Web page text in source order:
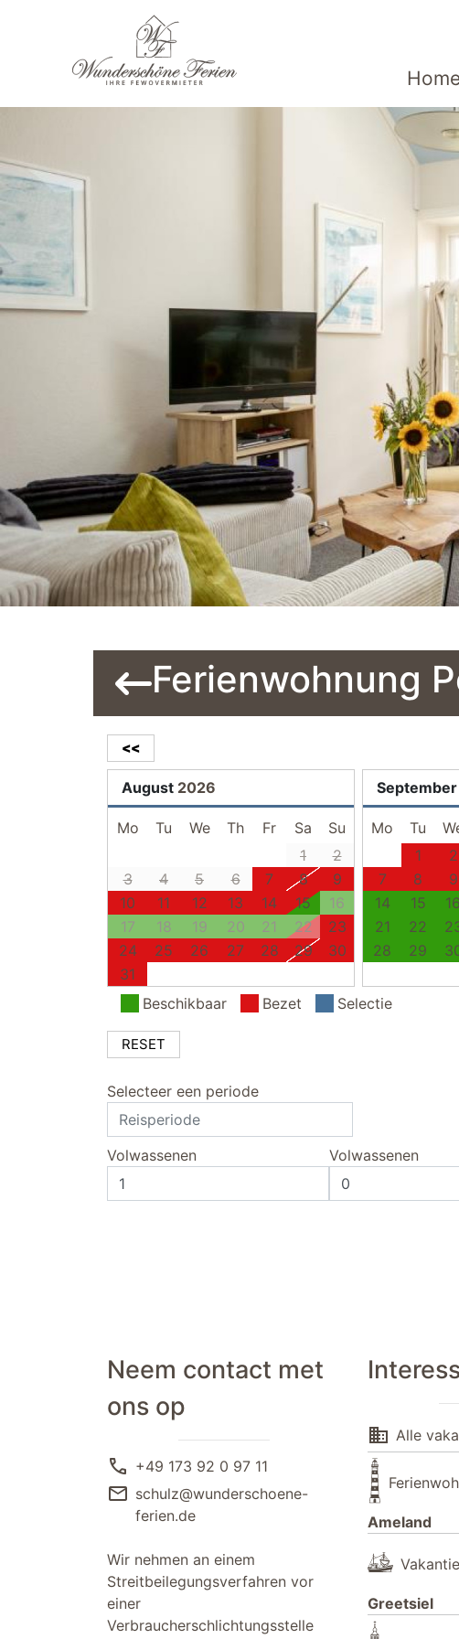
Ferienwohnung
<<
August 2026
Mo Tu We Th Fr Sa
Su
1
2
3
4 5 6 7 8
9
10
11 12 13 14 15
16
17
18 19 20 21 22
23
24
25 26 27 28 29
30
31
September
Mo Tu
1
2
7
8 9
14
15 16
21
22
28
29
Beschikbaar
Bezet Selectie
RESET
Selecteer een periode
Volwassenen Volwassenen
Neem contact met
ons op
call +49 173 92 0 97 11
mail schulz@wunderschoene-
ferien.de
Wir nehmen an einem
Streitbeilegungsverfahren vor
einer
Verbraucherschlichtungsstelle
domain Alle
Ameland
Greetsiel